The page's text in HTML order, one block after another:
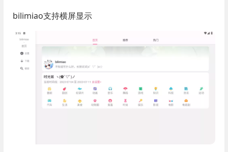
bilimiao支持横屏显示